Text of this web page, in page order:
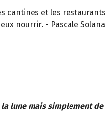
cantines et les
nourrir. - Pascale
lune mais simplement